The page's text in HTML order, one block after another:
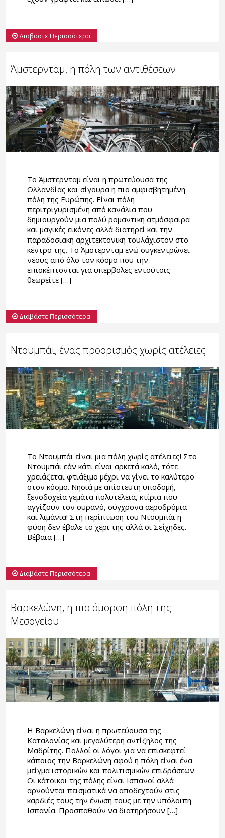
Διαβάστε Περισσότερα
Άμστερνταμ, η πόλη των αντιθέσεων
Το Άμστερνταμ είναι η πρωτεύουσα της
Ολλανδίας και σίγουρα η πιο αμφισβητημένη
πόλη της Ευρώπης. Είναι πόλη
περιτριγυρισμένη από κανάλια που
δημιουργούν μια πολύ ρομαντική ατμόσφαιρα
και μαγικές εικόνες αλλά διατηρεί και την
παραδοσιακή αρχιτεκτονική τουλάχιστον στο
κέντρο της. Το Άμστερνταμ ενώ συγκεντρώνει
νέους από όλο τον κόσμο που την
επισκέπτονται για υπερβολές εντούτοις
θεωρείτε […]
Διαβάστε Περισσότερα
Ντουμπάι, ένας προορισμός χωρίς ατέλειες
Το Ντουμπάι είναι μια πόλη χωρίς ατέλειες! Στο
Ντουμπάι εάν κάτι είναι αρκετά καλό, τότε
χρειάζεται φτιάξιμο μέχρι να γίνει το καλύτερο
στον κόσμο. Νησιά με απίστευτη υποδομή,
ξενοδοχεία γεμάτα πολυτέλεια, κτίρια που
αγγίζουν τον ουρανό, σύγχρονα αεροδρόμια
και λιμάνια! Στη περίπτωση του Ντουμπάι η
φύση δεν έβαλε το χέρι της αλλά οι Σεΐχηδες.
Βέβαια […]
Διαβάστε Περισσότερα
Βαρκελώνη, η πιο όμορφη πόλη της
Μεσογείου
Η Βαρκελώνη είναι η πρωτεύουσα της
Καταλονίας και μεγαλύτερη αντίζηλος της
Μαδρίτης. Πολλοί οι λόγοι για να επισκεφτεί
κάποιος την Βαρκελώνη αφού η πόλη είναι ένα
μείγμα ιστορικών και πολιτισμικών επιδράσεων.
Οι κάτοικοι της πόλης είναι Ισπανοί αλλά
αρνούνται πεισματικά να αποδεχτούν στις
καρδιές τους την ένωση τους με την υπόλοιπη
Ισπανία. Προσπαθούν να διατηρήσουν […]